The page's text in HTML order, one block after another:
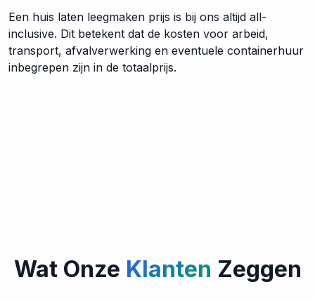
Een huis laten leegmaken prijs is bij ons altijd all-
inclusive. Dit betekent dat de kosten voor arbeid,
transport, afvalverwerking en eventuele containerhuur
inbegrepen zijn in de totaalprijs.
Wat Onze Klanten Zeggen